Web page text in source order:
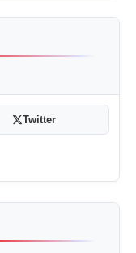
Twitter